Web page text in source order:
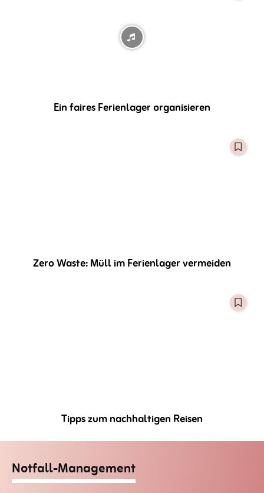
Ein faires Ferienlager organisieren
Zero Waste: Müll im Ferienlager vermeiden
Tipps zum nachhaltigen Reisen
Notfall-Management